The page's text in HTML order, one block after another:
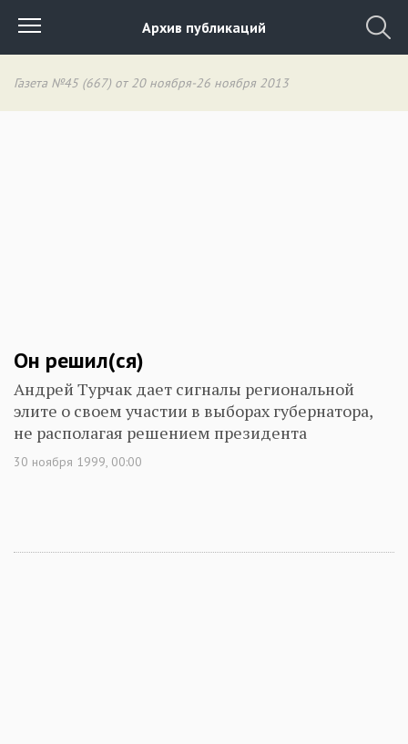
Архив публикаций
Газета №45 (667) от 20 ноября-26 ноября 2013
Он решил(ся)
Андрей Турчак дает сигналы региональной
элите о своем участии в выборах губернатора,
не располагая решением президента
30 ноября 1999, 00:00